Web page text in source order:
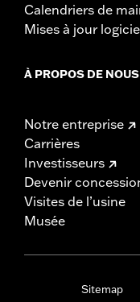
Calendriers de
Mises à jour
À PROPOS DE NOUS
Notre entreprise
Carrières
Investisseurs
Devenir
Visites de l’usine
Musée
Sitemap